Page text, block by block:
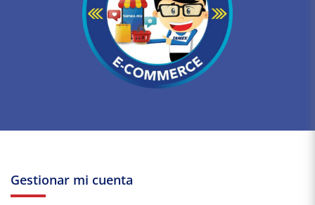
Gestionar mi cuenta